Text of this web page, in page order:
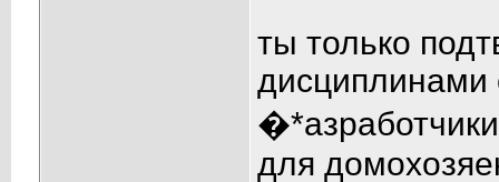
ты только
дисциплинами
для